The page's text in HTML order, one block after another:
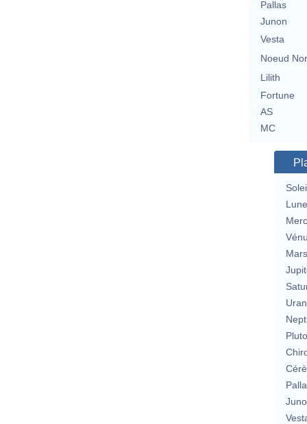
Pallas
Junon
Vesta
Noeud
Lilith
Fortune
AS
MC
Lune
Mars